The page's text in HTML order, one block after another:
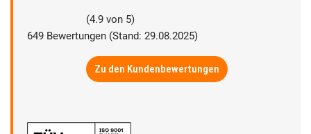
(4.9 von 5)
649 Bewertungen (Stand: 29.08.2025)
Zu den Kundenbewertungen